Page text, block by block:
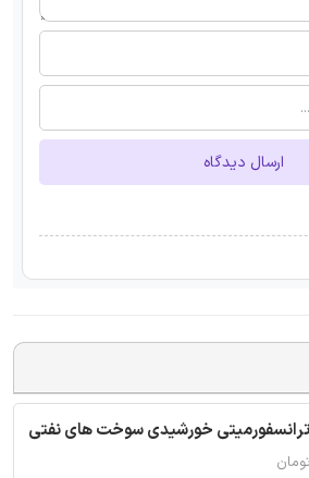
ارسال دیدگاه
ترانسفورمیتی خورشیدی سوخت های نفتی